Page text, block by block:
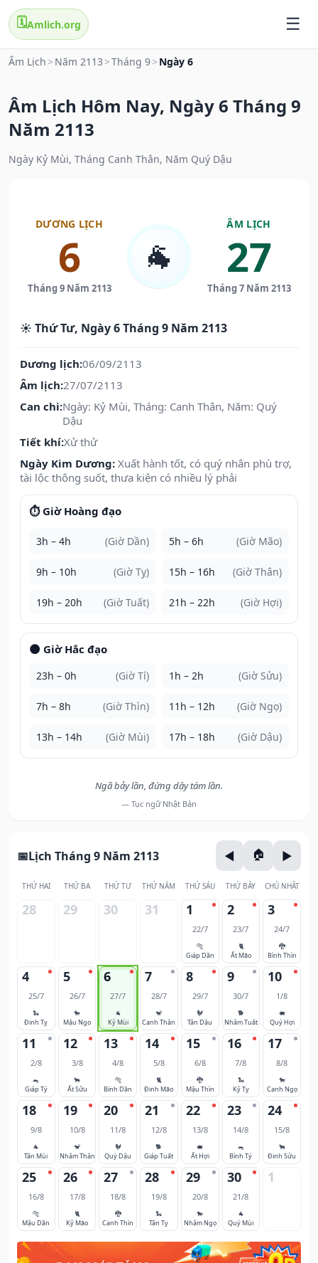
🗓️Amlich.org
Âm Lịch > Năm 2113 >Tháng 9> Ngày 6
Âm Lịch Hôm Nay, Ngày 6 Tháng 9
Năm 2113
Ngày Kỷ Mùi, Tháng Canh Thân, Năm Quý Dậu
DƯƠNG LỊCH
6
Tháng 9 Năm 2113
🐐
ÂM LỊCH
27
Tháng 7 Năm 2113
☀️ Thứ Tư, Ngày 6 Tháng 9 Năm 2113
Dương lịch:06/09/2113
Âm lịch:27/07/2113
Can chi:Ngày: Kỷ Mùi, Tháng: Canh Thân, Năm: Quý
Dậu
Tiết khí:Xử thử
Ngày Kim Dương: Xuất hành tốt, có quý nhân phù trợ,
tài lộc thông suốt, thưa kiện có nhiều lý phải
⏱️ Giờ Hoàng đạo
3h – 4h (Giờ Dần) 5h – 6h (Giờ Mão)
9h – 10h (Giờ Tỵ) 15h – 16h (Giờ Thân)
19h – 20h (Giờ Tuất) 21h – 22h (Giờ Hợi)
🌑 Giờ Hắc đạo
23h – 0h (Giờ Tí) 1h – 2h (Giờ Sửu)
7h – 8h (Giờ Thìn) 11h – 12h (Giờ Ngọ)
13h – 14h (Giờ Mùi) 17h – 18h (Giờ Dậu)
Ngã bảy lần, đứng dậy tám lần.
— Tục ngữ Nhật Bản
Lịch Tháng 9 Năm 2113
THỨ HAI THỨ BA THỨ TƯ THỨ NĂM THỨ SÁU THỨ BẢY CHỦ NHẬT
28 29 30 31 1
22/7
🐅
Giáp Dần
2
23/7
🐈
Ất Mão
3
24/7
🐉
Bính Thìn
4
25/7
🐍
Đinh Tỵ
5
26/7
🐎
Mậu Ngọ
6
27/7
🐐
Kỷ Mùi
7
28/7
🐒
Canh Thân
8
29/7
🐓
Tân Dậu
9
30/7
🐕
Nhâm Tuất
10
1/8
🐖
Quý Hợi
11
2/8
🐀
Giáp Tý
12
3/8
🐂
Ất Sửu
13
4/8
🐅
Bính Dần
14
5/8
🐈
Đinh Mão
15
6/8
🐉
Mậu Thìn
16
7/8
🐍
Kỷ Tỵ
17
8/8
🐎
Canh Ngọ
18
9/8
🐐
Tân Mùi
19
10/8
🐒
Nhâm Thân
20
11/8
🐓
Quý Dậu
21
12/8
🐕
Giáp Tuất
22
13/8
🐖
Ất Hợi
23
14/8
🐀
Bính Tý
24
15/8
🐂
Đinh Sửu
25
16/8
🐅
Mậu Dần
26
17/8
🐈
Kỷ Mão
27
18/8
🐉
Canh Thìn
28
19/8
🐍
Tân Tỵ
29
20/8
🐎
Nhâm Ngọ
30
21/8
🐐
Quý Mùi
1